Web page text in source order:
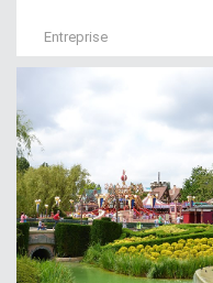
Entreprise